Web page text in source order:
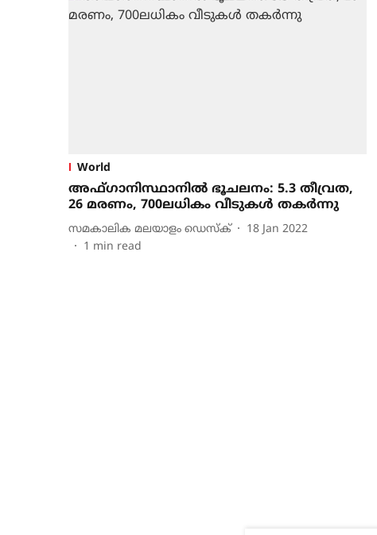
World
അഫ്ഗാനിസ്ഥാനിൽ ഭൂചലനം: 5.3 തീവ്രത,
26 മരണം, 700ലധികം വീടുകൾ തകർന്നു
സമകാലിക മലയാളം ഡെസ്ക്
18 Jan 2022
1 min read